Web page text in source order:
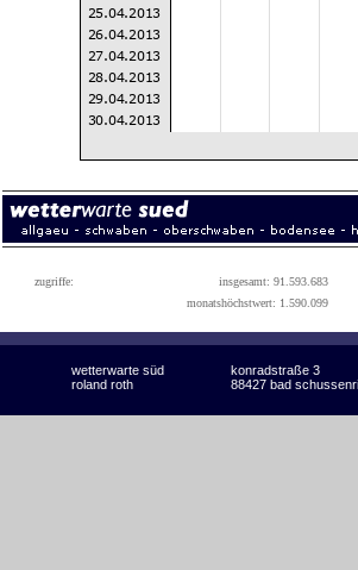
zugriffe: insgesamt: 91.593.683
monatshöchstwert: 1.590.099
wetterwarte süd konradstraße 3
roland roth 88427 bad